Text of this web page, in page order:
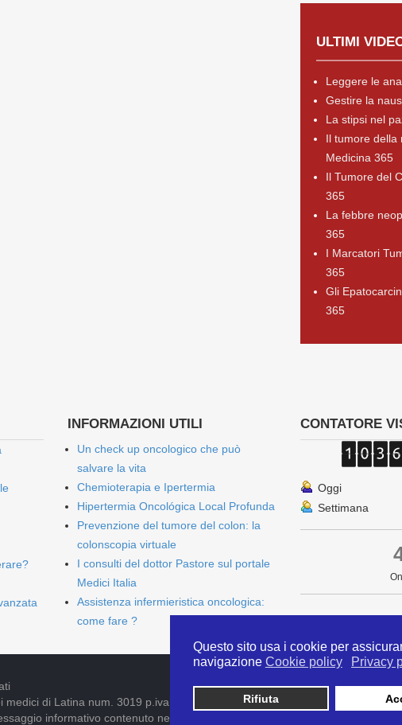
Questo sito usa i cookie per
navigazione Cookie policy Privacy
Rifiuta
ULTIMI
Leggere le
Gestire la
La stipsi nel
Il tumore della
Medicina 365
Il Tumore del
365
La febbre
365
I Marcatori
365
Gli
365
INFORMAZIONI UTILI
Un check up oncologico che può
salvare la vita
Chemioterapia e Ipertermia
Hipertermia Oncológica Local Profunda
Prevenzione del tumore del colon: la
colonscopia virtuale
I consulti del dottor Pastore sul portale
Medici Italia
Assistenza infermieristica oncologica:
come fare ?
CONTATORE
Oggi
Settimana
di Latina num. 3019 p.iva 09052841005 info@ipertermiaitalia.it tel. 331/
informativo contenuto nel presente Sito è diramato nel rispetto delle